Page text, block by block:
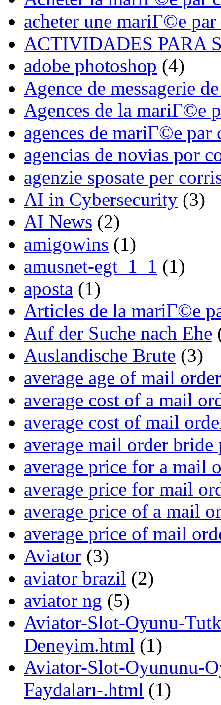
acheter une mariГ©e par
ACTIVIDADES PARA
adobe photoshop (4)
Agence de messagerie
Agences de la mariГ©e
agences de mariГ©e par
agencias de novias por
agenzie sposate per
AI in Cybersecurity (3)
AI News (2)
amigowins (1)
amusnet-egt_1_1 (1)
aposta (1)
Articles de la mariГ©e
Auf der Suche nach Ehe
Auslandische Brute (3)
average age of mail
average cost of a mail
average cost of mail
average mail order bride
average price for a mail
average price for mail
average price of a mail
average price of mail
Aviator (3)
aviator brazil (2)
aviator ng (5)
Aviator-Slot-Oyunu-
Deneyim.html (1)
Aviator-Slot-Oyununu-
Faydaları-.html (1)